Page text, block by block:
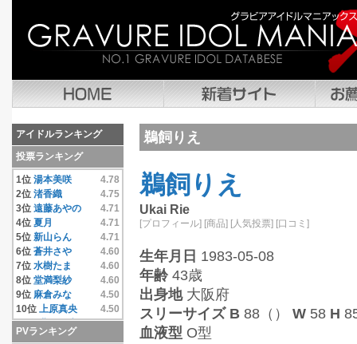
鵜飼りえ
鵜飼りえ
Ukai Rie
[プロフィール] [商品] [人気投票] [口コミ]
生年月日 1983-05-08
年齢 43歳
出身地大阪府
スリーサイズ B 88（） W 58 H
血液型 O型
アイドルランキング
投票ランキング
1位 湯本美咲
4.78
2位 渚香織
4.75
3位 遠藤あやの
4.71
4位 夏月
4.71
5位 新山らん
4.71
6位 蒼井さや
4.60
7位 水樹たま
4.60
8位 堂満梨紗
4.60
9位 麻倉みな
4.50
10位 上原真央
4.50
11位豊田果歩
4.50
12位 小池唯
PVランキング